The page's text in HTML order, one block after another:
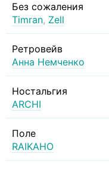
Без сожаления
Timran, Zell
Ретровейв
Анна Немченко
Ностальгия
ARCHI
Поле
RAIKAHO